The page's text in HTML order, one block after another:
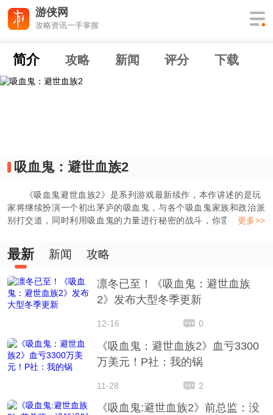
游侠网
攻略资讯一手掌握
简介 攻略 新闻 评分 下载
吸血鬼：避世血族2
《吸血鬼避世血族2》是系列游戏最新续作，本作讲述的是玩
家将继续扮演一个初出茅庐的吸血鬼，与各个吸血鬼家族和政治派
别打交道，同时利用吸血鬼的力量进行秘密的战斗，你需要选择一
离西雅图血液交易的战争。原作的设计师Brian Mitsoda将继续操
刀此作。
更多>>
最新 新闻 攻略
凛冬已至！《吸血鬼：避世血族
2》发布大型冬季更新
12-16 0
《吸血鬼：避世血族2》血亏3300
万美元！P社：我的锅
11-28 2
《吸血鬼:避世血族2》前总监：没